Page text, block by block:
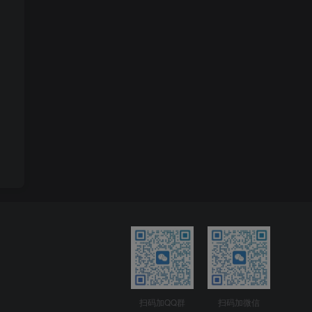
扫码加QQ群 扫码加微信